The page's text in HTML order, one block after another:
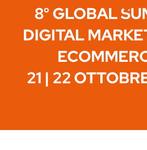
8° GLOBAL
DIGITAL
21 | 22